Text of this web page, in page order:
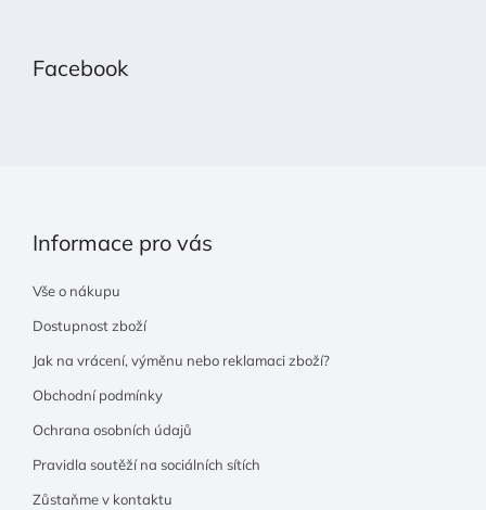
Facebook
Informace pro vás
Vše o nákupu
Dostupnost zboží
Jak na vrácení, výměnu nebo reklamaci zboží?
Obchodní podmínky
Ochrana osobních údajů
Pravidla soutěží na sociálních sítích
Zůstaňme v kontaktu